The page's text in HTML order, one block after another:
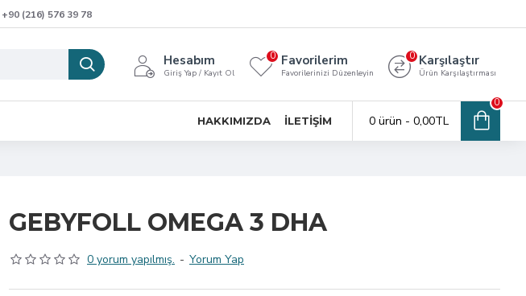
(216) 576 39 78
Hesabım
Giriş Yap / Kayıt Ol
Favorilerim
Favorilerinizi Düzenleyin
0 Karşılaştır
Ürün Karşılaştırması
0
HAKKIMIZDA İLETIŞIM 0 ürün - 0,00TL
0
GEBYFOLL OMEGA 3 DHA
0 yorum yapılmış. - Yorum Yap